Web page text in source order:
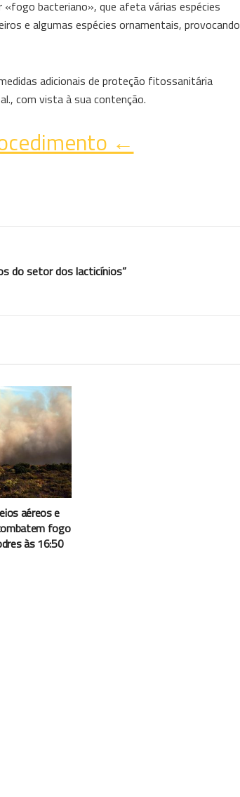
«fogo bacteriano», que afeta várias espécies
e algumas espécies ornamentais, provocando
adicionais de proteção fitossanitária
com vista à sua contenção.
←
do setor dos lacticínios”
aéreos e
fogo
às 16:50